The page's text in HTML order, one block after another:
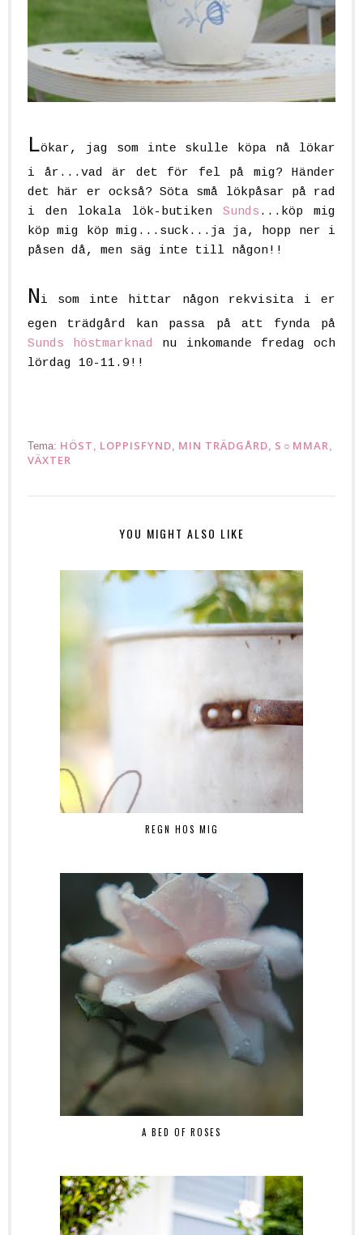
Lökar, jag som inte skulle köpa nå lökar
i år...vad är det för fel på mig? Händer
det här er också? Söta små lökpåsar på rad
i den lokala lök-butiken Sunds ...köp mig
köp mig köp mig...suck...ja ja, hopp ner i
påsen då, men säg inte till någon!!
Ni som inte hittar någon rekvisita i er
egen trädgård kan passa på att fynda på
Sunds höstmarknad nu inkomande fredag och
lördag 10-11.9!!
Tema: HÖST LOPPISFYND MIN TRÄDGÅRD S☼MMAR
VÄXTER
YOU MIGHT ALSO LIKE
REGN HOS MIG
A BED OF ROSES